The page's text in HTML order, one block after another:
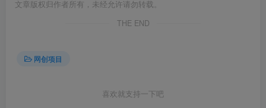
文章版权归作者所有，未经允许请勿转载。
THE END
网创项目
喜欢就支持一下吧